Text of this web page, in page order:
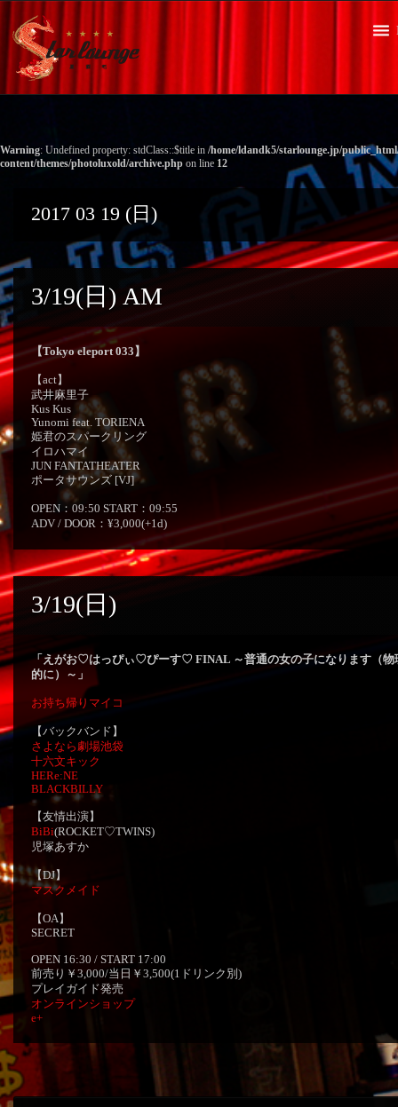
Warning: Undefined property: stdClass::$title in /home/ldandk5/starlounge.jp/
content/themes/photoluxold/archive.php on line 12
2017 03 19 (日)
3/19(日) AM
【Tokyo eleport 033】
【act】
武井麻里子
Kus Kus
Yunomi feat. TORIENA
姫君のスパークリング
イロハマイ
JUN FANTATHEATER
ポータサウンズ [VJ]
OPEN：09:50 START：09:55
ADV / DOOR：¥3,000(+1d)
3/19(日)
「えがお♡はっぴぃ♡ぴーす♡ FINAL ～普通の女の子になります（物
的に）～」
お持ち帰りマイコ
【バックバンド】
さよなら劇場池袋
十六文キック
HERe:NE
BLACKBILLY
【友情出演】
BiBi(ROCKET♡TWINS)
児塚あすか
【DJ】
マスクメイド
【OA】
SECRET
OPEN 16:30 / START 17:00
前売り￥3,000/当日￥3,500(1ドリンク別)
プレイガイド発売
オンラインショップ
e+